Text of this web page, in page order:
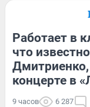
Работает в
что
концерте в
9 часов 6 287